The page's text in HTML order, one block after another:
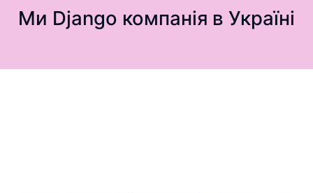
Ми Django компанія в Україні